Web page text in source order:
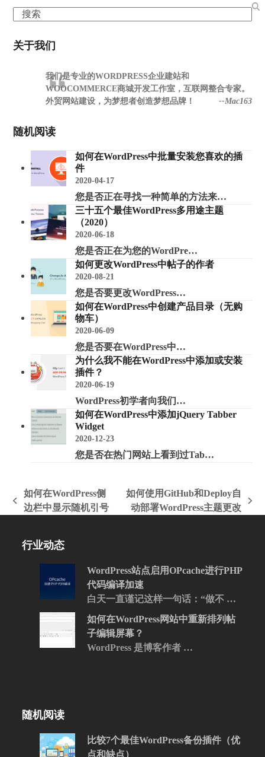
Search
关于我们
我们是专业的WORDPRESS企业建站和
WOOCOMMERCE商城开发工作室，互联网整合专家。
外贸网站建设，为梦想者创造梦想品牌！
--Mac163
随机阅读
如何在WordPress中批量安装您喜欢的插
件
2020-04-17
您是否正在寻找一种简单的方法来…
三十五个最佳WordPress多用途主题
（2020）
2020-06-18
您是否正在为您的WordPre…
如何更改WordPress中帖子的作者
2020-08-21
您是否要更改WordPress…
如何在WordPress中创建产品目录（无购
物车）
2020-06-09
您是否要在WordPress中…
为什么我不能在WordPress中添加或安装
插件？
2020-06-19
WordPress初学者向我们…
如何在WordPress中添加jQuery Tabber
Widget
2020-12-23
您是否在热门网站上看到过Tab…
上
文
如何在WordPress侧
边栏中显示随机引号
下
章:
如何使用GitHub和Deploy自
动部署WordPress主题更改
行业动态
WordPress站点启用OPcache进行PHP
代码编译加速
白天一直谨记这样一句话：“做不 …
如何在WordPress网站中重新排列帖
子编辑屏幕？
WordPress 是博客作者 …
随机阅读
比较7个最佳WordPress备份插件（优
点和缺点）